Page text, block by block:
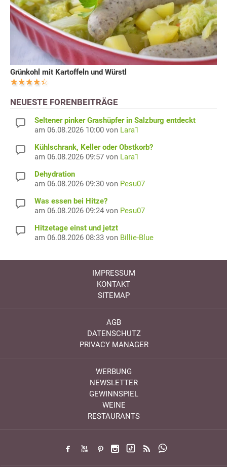
Grünkohl mit Kartoffeln und Würstl
NEUESTE FORENBEITRÄGE
Seltener pinker Grashüpfer in Salzburg entdeckt
am 06.08.2026 10:00 von Lara1
Kühlschrank, Keller oder Obstkorb?
am 06.08.2026 09:57 von Lara1
Dehydration
am 06.08.2026 09:30 von Pesu07
Was essen bei Hitze?
am 06.08.2026 09:24 von Pesu07
Hitzetage einst und jetzt
am 06.08.2026 08:33 von Billie-Blue
IMPRESSUM
KONTAKT
SITEMAP
AGB
DATENSCHUTZ
PRIVACY MANAGER
WERBUNG
NEWSLETTER
GEWINNSPIEL
WEINE
RESTAURANTS